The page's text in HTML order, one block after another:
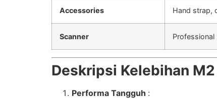
Accessories Hand strap,
Scanner Professional
Deskripsi Kelebihan
Performa Tangguh :